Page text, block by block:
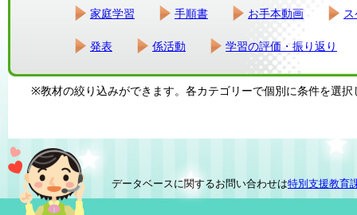
家庭学習 手順書 お手本動画
発表 係活動 学習の評価・振り返り
※教材の絞り込みができます。各カテゴリーで個別に条件を選択
データベースに関するお問い合わせは特別支援教育